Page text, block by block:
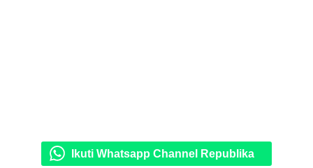
Ikuti Whatsapp Channel Republika